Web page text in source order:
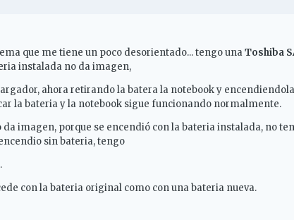
que me tiene un poco desorientado... tengo unaToshiba
instalada no da imagen,
ahora retirando la batera la notebook y
la bateria y la notebook sigue funcionando normalmente.
da imagen, porque se encendió con la bateria instalada, no
sin bateria, tengo
con la bateria original como con una bateria nueva.